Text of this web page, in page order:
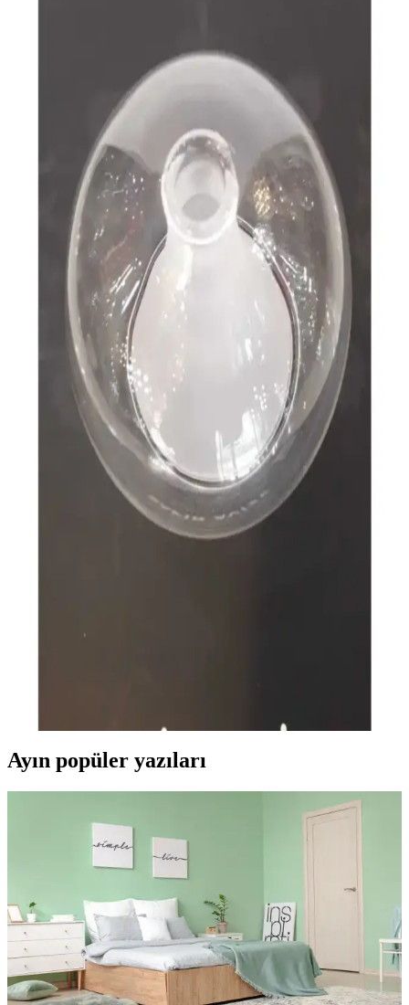
İç mekan tasarımında önemli bir unsur olan tekli avize modelleri,
farklı tarz ve malzeme seçenekleriyle estetik ve enerji verimliliği
sağlar. Modern, klasik ve endüstriyel tarzlarda çeşitli modeller
Avize Modelleri: Estetik ve İşlevselliği Bir Arada
Sunan Modern ve Klasik Seçenekler
Modern ve klasik tarz avize modelleri, estetik ve işlevselliği bir
arada sunar. Enerji tasarruflu LED ve akıllı teknolojilerle donatılan
seçenekler, iç mekanlara şıklık ve fonksiyonellik katıyor.
Vizyon Avize Seçiminde Estetik ve Fonksiyonelliği
Bir Arada Sunan Modern Tasarımlar
İç mekan tasarımında şık ve fonksiyonel vizyon avize seçenekleri,
malzeme kalitesi ve teknolojik yeniliklerle yaşam alanlarınızı
güzelleştirir.
Özel Tasarım Metal Avize Seçenekleri: Estetik ve
Fonksiyonellik Bir Arada
Modern tasarımlı metal avizeler, dayanıklı malzeme ve estetik
detaylarıyla iç mekanlara özgünlük ve fonksiyonellik sağlar.
Modern Retro Avize Dekoratif Aydınlatma Trendleri
ve Seçim Kriterleri
Fonksiyonellik İçin Kriterler
Ayın popüler yazıları